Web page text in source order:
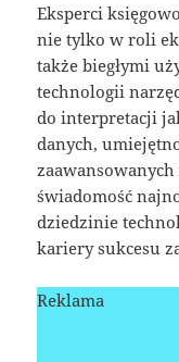
Eksperci
nie tylko w roli
także biegłymi
technologii
do interpretacji
danych,
świadomość
dziedzinie
kariery sukcesu
Reklama